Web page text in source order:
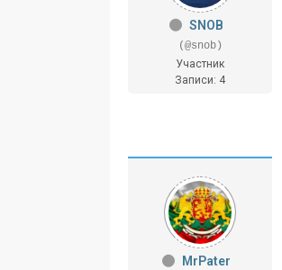
SNOB
(@snob)
Участник
Записи: 4
MrPater